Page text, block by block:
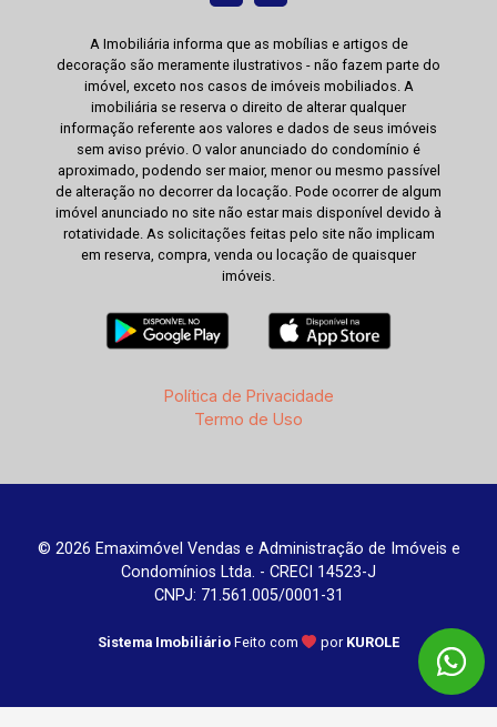
A Imobiliária informa que as mobílias e artigos de
decoração são meramente ilustrativos - não fazem parte do
imóvel, exceto nos casos de imóveis mobiliados. A
imobiliária se reserva o direito de alterar qualquer
informação referente aos valores e dados de seus imóveis
sem aviso prévio. O valor anunciado do condomínio é
aproximado, podendo ser maior, menor ou mesmo passível
de alteração no decorrer da locação. Pode ocorrer de algum
imóvel anunciado no site não estar mais disponível devido à
rotatividade. As solicitações feitas pelo site não implicam
em reserva, compra, venda ou locação de quaisquer
imóveis.
Política de Privacidade
Termo de Uso
© 2026 Emaximóvel Vendas e Administração de Imóveis e
Condomínios Ltda. - CRECI 14523-J
CNPJ: 71.561.005/0001-31
Sistema Imobiliário Feito com por KUROLE